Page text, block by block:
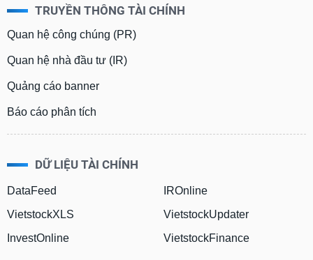
TRUYỀN THÔNG TÀI CHÍNH
Quan hệ công chúng (PR)
Quan hệ nhà đầu tư (IR)
Quảng cáo banner
Báo cáo phân tích
DỮ LIỆU TÀI CHÍNH
DataFeed
VietstockXLS
InvestOnline
IROnline
VietstockUpdater
VietstockFinance